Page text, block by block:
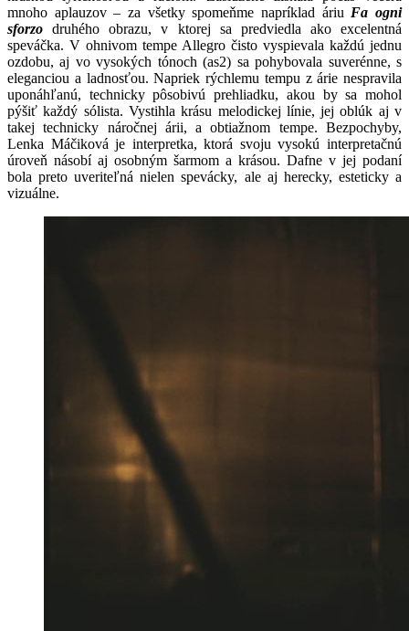
mnoho aplauzov – za všetky spomeňme napríklad áriu Fa ogni
sforzo druhého obrazu, v ktorej sa predviedla ako excelentná
speváčka. V ohnivom tempe Allegro čisto vyspievala každú jednu
ozdobu, aj vo vysokých tónoch (as2) sa pohybovala suverénne, s
eleganciou a ladnosťou. Napriek rýchlemu tempu z árie nespravila
uponáhľanú, technicky pôsobivú prehliadku, akou by sa mohol
pýšiť každý sólista. Vystihla krásu melodickej línie, jej oblúk aj v
takej technicky náročnej árii, a obtiažnom tempe. Bezpochyby,
Lenka Máčiková je interpretka, ktorá svoju vysokú interpretačnú
úroveň násobí aj osobným šarmom a krásou. Dafne v jej podaní
bola preto uveriteľná nielen spevácky, ale aj herecky, esteticky a
vizuálne.